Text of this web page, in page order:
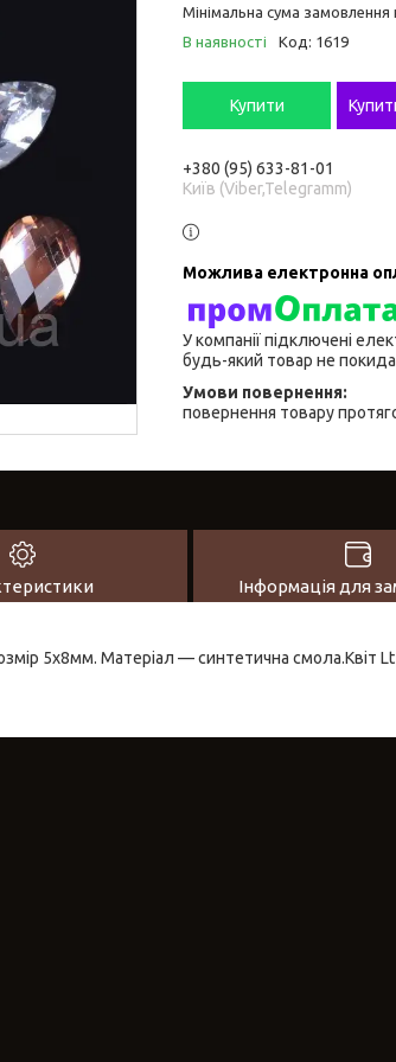
Мінімальна сума замовлення
В наявності
Код: 1619
Купити
+380 (95) 633-81-01
Київ (Viber,Telegramm)
У компанії підключені
будь-який товар не
повернення товару
Інформація для
5х8мм. Матеріал — синтетична смола.Квіт